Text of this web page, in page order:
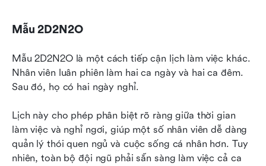
Mẫu 2D2N2O
Mẫu 2D2N2O là một cách tiếp cận lịch làm việc khác.
Nhân viên luân phiên làm hai ca ngày và hai ca đêm.
Sau đó, họ có hai ngày nghỉ.
Lịch này cho phép phân biệt rõ ràng giữa thời gian
làm việc và nghỉ ngơi, giúp một số nhân viên dễ dàng
quản lý thói quen ngủ và cuộc sống cá nhân hơn. Tuy
nhiên, toàn bộ đội ngũ phải sẵn sàng làm việc cả ca